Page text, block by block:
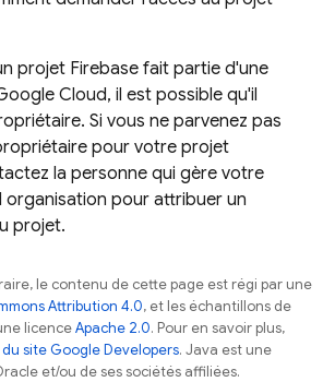
projet Firebase fait partie d'une
Cloud, il est possible qu'il
Si vous ne parvenez pas
pour votre projet
la personne qui gère votre
organisation pour attribuer un
projet.
le contenu de cette page est régi par une
Attribution 4.0, et les échantillons de
licenceApache 2.0. Pour en savoir plus,
du site Google Developers. Java est une
et/ou de ses sociétés affiliées.